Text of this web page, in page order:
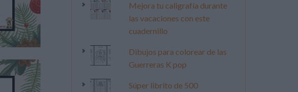
Mejora tu caligrafía durante
las vacaciones con este
cuadernillo
Dibujos para colorear de las
Guerreras K pop
Súper librito de 500